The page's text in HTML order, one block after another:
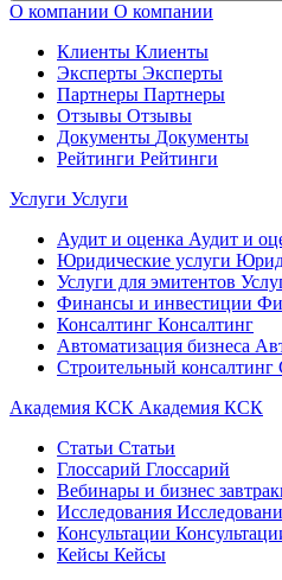
О компании О компании
Клиенты Клиенты
Эксперты Эксперты
Партнеры Партнеры
Отзывы Отзывы
Документы Документы
Рейтинги Рейтинги
Услуги Услуги
Аудит и оценка Аудит и
Юридические услуги
Услуги для эмитентов
Финансы и инвестиции
Консалтинг Консалтинг
Автоматизация бизнеса
Строительный консалтинг
Академия КСК Академия КСК
Статьи Статьи
Глоссарий Глоссарий
Вебинары и бизнес
Исследования
Консультации
Кейсы Кейсы